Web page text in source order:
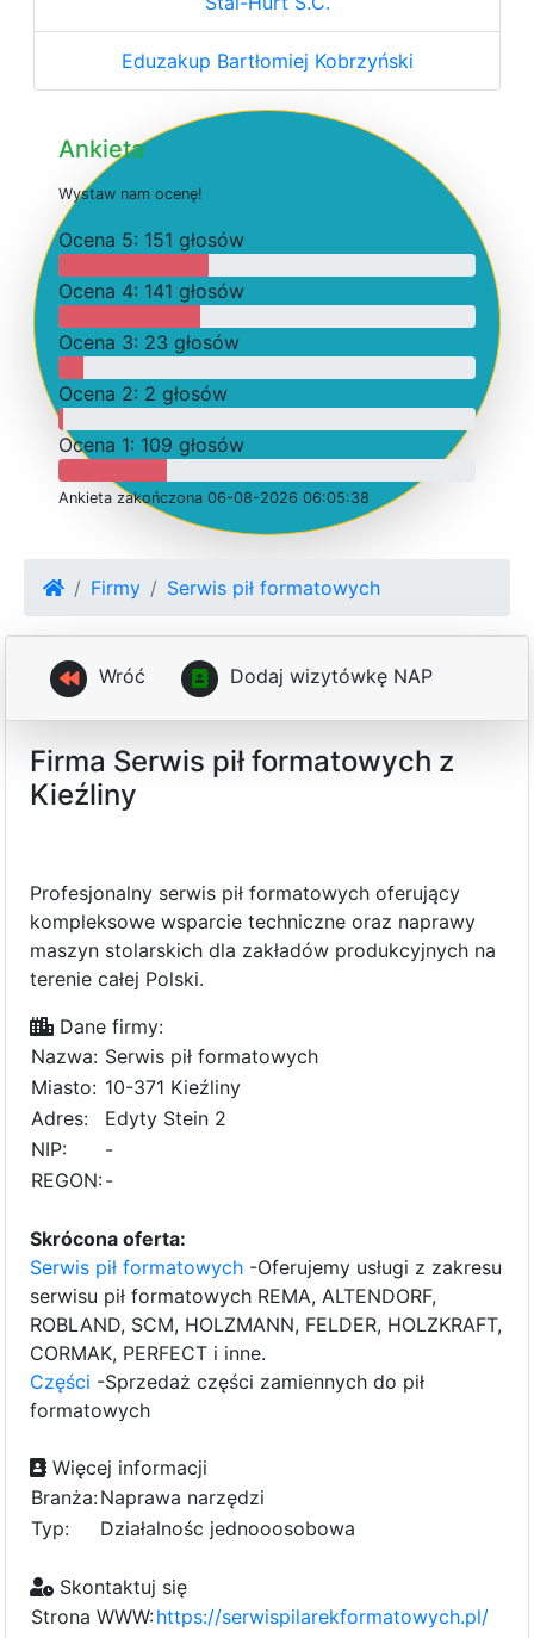
Eduzakup Bartłomiej Kobrzyński
Ankieta
Wystaw nam ocenę!
Ocena 5: 151 głosów
Ocena 4: 141 głosów
Ocena 3: 23 głosów
Ocena 2: 2 głosów
Ocena 1: 109 głosów
Ankieta zakończona 06-08-2026 06:05:38
Firmy Serwis pił formatowych
Wróć Dodaj wizytówkę NAP
Firma Serwis pił formatowych z
Kieźliny
Profesjonalny serwis pił formatowych oferujący
kompleksowe wsparcie techniczne oraz naprawy
maszyn stolarskich dla zakładów produkcyjnych na
terenie całej Polski.
Dane firmy:
Nazwa: Serwis pił formatowych
Miasto: 10-371 Kieźliny
Adres:
Edyty Stein 2
NIP:
-
REGON:-
Skrócona oferta:
Serwis pił formatowych -Oferujemy usługi z zakresu
serwisu pił formatowych REMA, ALTENDORF,
ROBLAND, SCM, HOLZMANN, FELDER, HOLZKRAFT,
CORMAK, PERFECT i inne.
Części -Sprzedaż części zamiennych do pił
formatowych
Więcej informacji
Branża:Naprawa narzędzi
Typ:
Działalnośc jednooosobowa
Skontaktuj się
Strona WWW:https://serwispilarekformatowych.pl/